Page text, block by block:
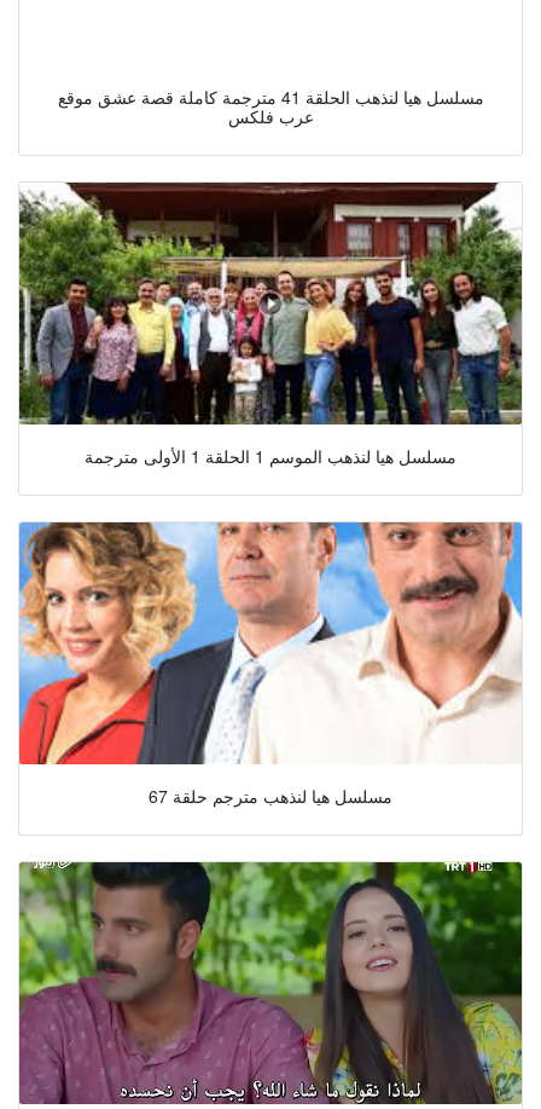
مسلسل هيا لنذهب الحلقة 41 مترجمة كاملة قصة عشق موقع
عرب فلكس
مسلسل هيا لنذهب الموسم 1 الحلقة 1 الأولى مترجمة
مسلسل هيا لنذهب مترجم حلقة 67